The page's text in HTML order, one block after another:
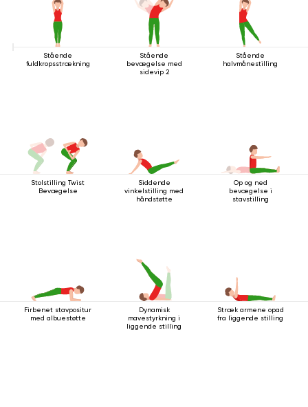
Stående
fuldkropsstrækning
Stående
bevægelse med
sidevip 2
Stående
halvmånestilling
Stolstilling Twist
Bevægelse
Siddende
vinkelstilling med
håndstøtte
Op og ned
bevægelse i
stavstilling
Firbenet stavpositur
med albuestøtte
Dynamisk
mavestyrkning i
liggende stilling
Stræk armene opad
fra liggende stilling